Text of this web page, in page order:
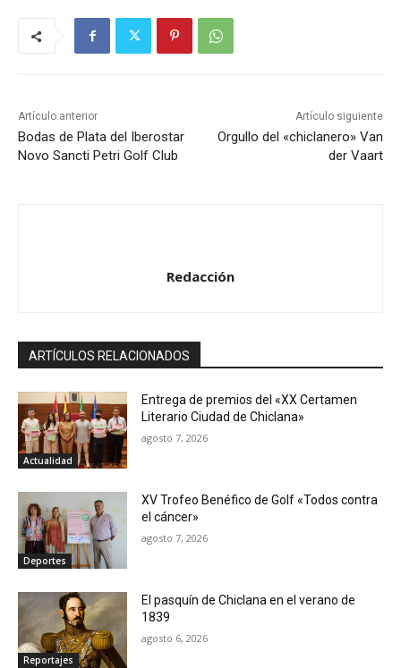
Artículo anterior
Bodas de Plata del Iberostar
Novo Sancti Petri Golf Club
Artículo siguiente
Orgullo del «chiclanero» Van
der Vaart
Redacción
ARTÍCULOS RELACIONADOS
Actualidad
Entrega de premios del «XX Certamen
Literario Ciudad de Chiclana»
agosto 7, 2026
Deportes
XV Trofeo Benéfico de Golf «Todos contra
el cáncer»
agosto 7, 2026
Reportajes
El pasquín de Chiclana en el verano de
1839
agosto 6, 2026